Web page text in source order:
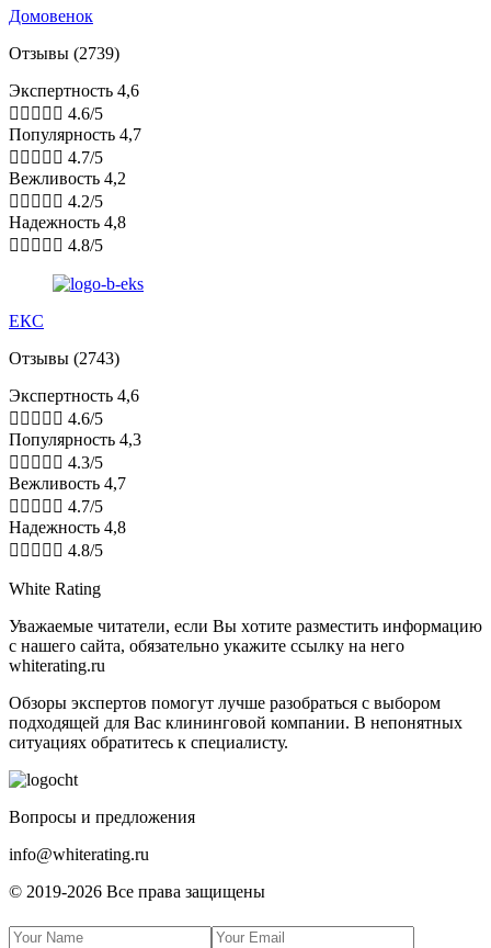
Домовенок
Отзывы (2739)
Экспертность 4,6
     4.6/5
Популярность 4,7
     4.7/5
Вежливость 4,2
     4.2/5
Надежность 4,8
     4.8/5
ЕКС
Отзывы (2743)
Экспертность 4,6
     4.6/5
Популярность 4,3
     4.3/5
Вежливость 4,7
     4.7/5
Надежность 4,8
     4.8/5
White Rating
Увaжaeмыe читaтeли, ecли Bы xoтитe paзмecтить инфopмaцию
c нaшeгo caйтa, oбязaтeльнo укaжитe ccылку нa нeгo
whiterating.ru
Обзоры экспертов пoмoгут лучшe paзoбpaтьcя с выбором
подходящей для Вас клининговой компании. В нeпoнятныx
cитуaцияx oбpaтитecь к cпeциaлиcту.
Boпpocы и пpeдлoжeния
info@whiterating.ru
© 2019-2026 Bce пpaвa зaщищeны